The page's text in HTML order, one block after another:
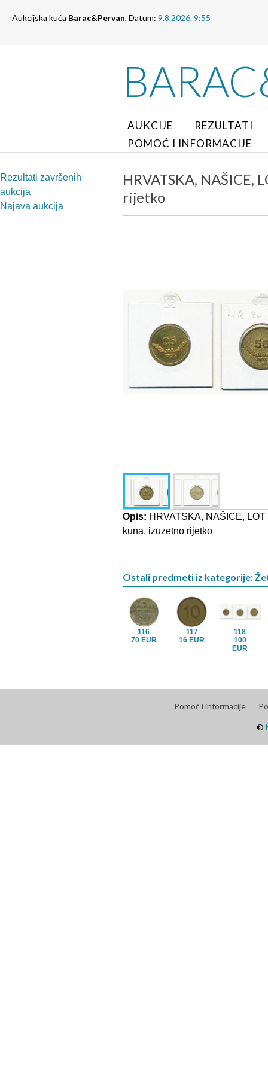
Aukcijska kuća Barac&Pervan, Datum: 9.8.2026. 9:55
AUKCIJE
REZULTATI
POMOĆ I INFORMACIJE
Rezultati završenih
aukcija
Najava aukcija
HRVATSKA, NAŠICE,
rijetko
Opis: HRVATSKA, NAŠICE,
kuna, izuzetno rijetko
Ostali predmeti iz kategorije:
116
70 EUR
117
16 EUR
118
100
EUR
Pomoć i informacije
©